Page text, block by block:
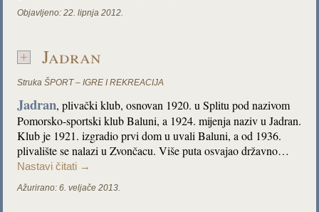
Objavljeno: 22. lipnja 2012.
Jadran
Struka ŠPORT – IGRE I REKREACIJA
Jadran, plivački klub, osnovan 1920. u Splitu pod nazivom
Pomorsko-sportski klub Baluni, a 1924. mijenja naziv u Jadran.
Klub je 1921. izgradio prvi dom u uvali Baluni, a od 1936.
plivalište se nalazi u Zvončacu. Više puta osvajao državno…
Nastavi čitati →
Ažurirano: 6. veljače 2013.